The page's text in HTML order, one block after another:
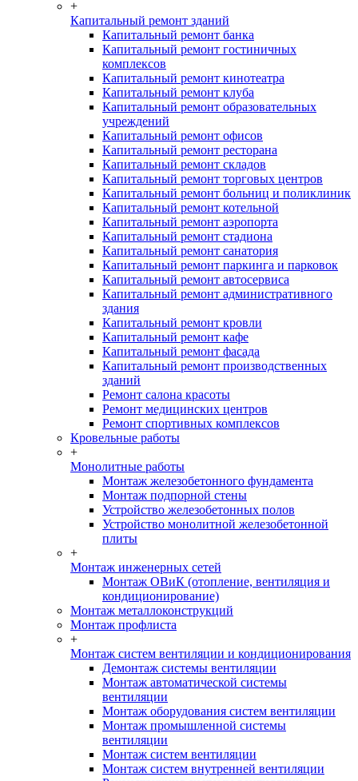
+
Капитальный ремонт зданий
Капитальный ремонт банка
Капитальный ремонт гостиничных
комплексов
Капитальный ремонт кинотеатра
Капитальный ремонт клуба
Капитальный ремонт образовательных
учреждений
Капитальный ремонт офисов
Капитальный ремонт ресторана
Капитальный ремонт складов
Капитальный ремонт торговых центров
Капитальный ремонт больниц и поликлиник
Капитальный ремонт котельной
Капитальный ремонт аэропорта
Капитальный ремонт стадиона
Капитальный ремонт санатория
Капитальный ремонт паркинга и парковок
Капитальный ремонт автосервиса
Капитальный ремонт административного
здания
Капитальный ремонт кровли
Капитальный ремонт кафе
Капитальный ремонт фасада
Капитальный ремонт производственных
зданий
Ремонт салона красоты
Ремонт медицинских центров
Ремонт спортивных комплексов
Кровельные работы
+
Монолитные работы
Монтаж железобетонного фундамента
Монтаж подпорной стены
Устройство железобетонных полов
Устройство монолитной железобетонной
плиты
+
Монтаж инженерных сетей
Монтаж ОВиК (отопление, вентиляция и
кондиционирование)
Монтаж металлоконструкций
Монтаж профлиста
+
Монтаж систем вентиляции и кондиционирования
Демонтаж системы вентиляции
Монтаж автоматической системы
вентиляции
Монтаж оборудования систем вентиляции
Монтаж промышленной системы
вентиляции
Монтаж систем вентиляции
Монтаж систем внутренней вентиляции